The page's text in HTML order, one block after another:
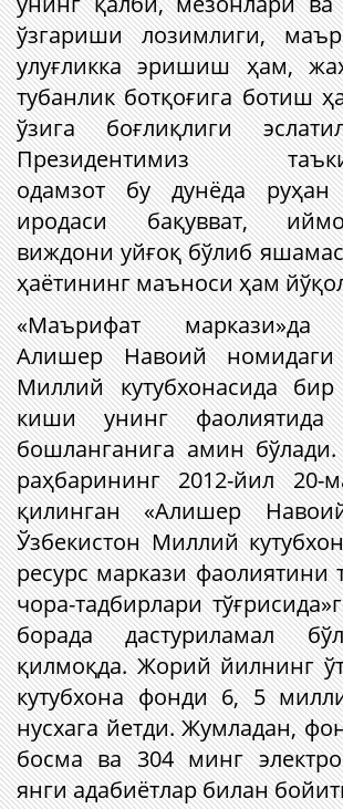
ўзгариши лозимлиги,
улуғликка эришиш ҳам,
тубанлик ботқоғига ботиш
ўзига боғлиқлиги
Президентимиз
одамзот бу дунёда
иродаси бақувват,
виждони уйғоқ бўлиб
ҳаётининг маъноси ҳам
«Маърифат маркази»да
Алишер Навоий номидаги
Миллий кутубхонасида
киши унинг
бошланганига амин
раҳбарининг 2012-йил 20-
қилинган «Алишер
Ўзбекистон Миллий
ресурс маркази фаолиятини
чора-тадбирлари
борада дастуриламал
қилмоқда. Жорий йилнинг
кутубхона фонди 6, 5
нусхага йетди. Жумладан,
босма ва 304 минг
янги адабиётлар билан